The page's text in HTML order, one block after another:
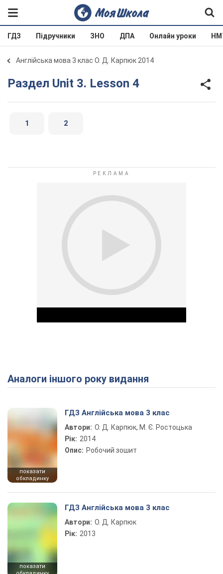
ГДЗ Підручники ЗНО ДПА Онлайн уроки
Англійська мова 3 клас О. Д. Карпюк 2014
Раздел Unit 3. Lesson 4
1 2
Play Video
Аналоги іншого року видання
показати
обкладинку
ГДЗ Англійська мова 3 клас
Автори: О. Д. Карпюк, М. Є. Ростоцька
Рік: 2014
Опис: Робочий зошит
показати
ГДЗ Англійська мова 3 клас
Автори: О. Д. Карпюк
Рік: 2013